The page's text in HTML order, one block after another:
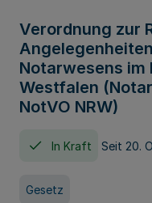
Verordnung zur
Notarwesens im
Westfalen
NotVO NRW)
In Kraft Seit 20.
Gesetz